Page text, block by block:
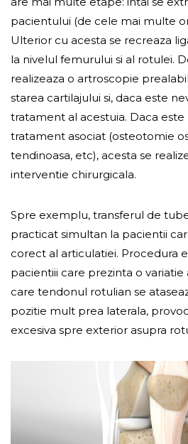
pacientului (de cele mai multe
Ulterior cu acesta se recreaza
la nivelul femurului si al rotulei.
realizeaza o artroscopie
starea cartilajului si, daca este
tratament al acestuia. Daca este
tratament asociat (osteotomie
tendinoasa, etc), acesta se
interventie chirurgicala.
Spre exemplu, transferul de
practicat simultan la pacientii
corect al articulatiei. Procedura
pacientiii care prezinta o
care tendonul rotulian se
pozitie mult prea laterala,
excesiva spre exterior asupra